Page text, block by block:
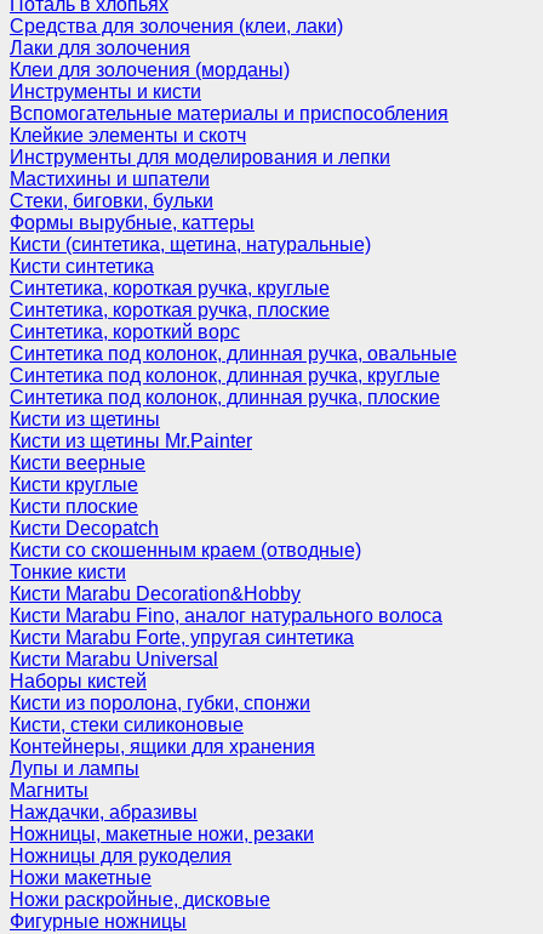
Поталь в хлопьях
Средства для золочения (клеи, лаки)
Лаки для золочения
Клеи для золочения (морданы)
Инструменты и кисти
Вспомогательные материалы и приспособления
Клейкие элементы и скотч
Инструменты для моделирования и лепки
Мастихины и шпатели
Стеки, биговки, бульки
Формы вырубные, каттеры
Кисти (синтетика, щетина, натуральные)
Кисти синтетика
Синтетика, короткая ручка, круглые
Синтетика, короткая ручка, плоские
Синтетика, короткий ворс
Синтетика под колонок, длинная ручка, овальные
Синтетика под колонок, длинная ручка, круглые
Синтетика под колонок, длинная ручка, плоские
Кисти из щетины
Кисти из щетины Mr.Painter
Кисти веерные
Кисти круглые
Кисти плоские
Кисти Decopatch
Кисти со скошенным краем (отводные)
Тонкие кисти
Кисти Marabu Decoration&Hobby
Кисти Marabu Fino, аналог натурального волоса
Кисти Marabu Forte, упругая синтетика
Кисти Marabu Universal
Наборы кистей
Кисти из поролона, губки, спонжи
Кисти, стеки силиконовые
Контейнеры, ящики для хранения
Лупы и лампы
Магниты
Наждачки, абразивы
Ножницы, макетные ножи, резаки
Ножницы для рукоделия
Ножи макетные
Ножи раскройные, дисковые
Фигурные ножницы